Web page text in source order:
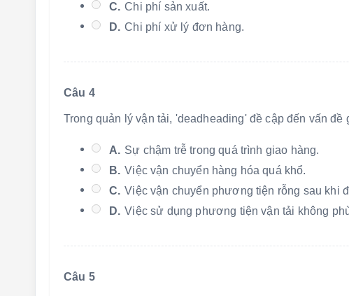
C. Chi phí sản xuất.
D. Chi phí xử lý đơn hàng.
Câu 4
Trong quản lý vận tải, 'deadheading' đề cập đến vấn đề
A. Sự chậm trễ trong quá trình giao hàng.
B. Việc vận chuyển hàng hóa quá khổ.
C. Việc vận chuyển phương tiện rỗng sau khi
D. Việc sử dụng phương tiện vận tải không
Câu 5